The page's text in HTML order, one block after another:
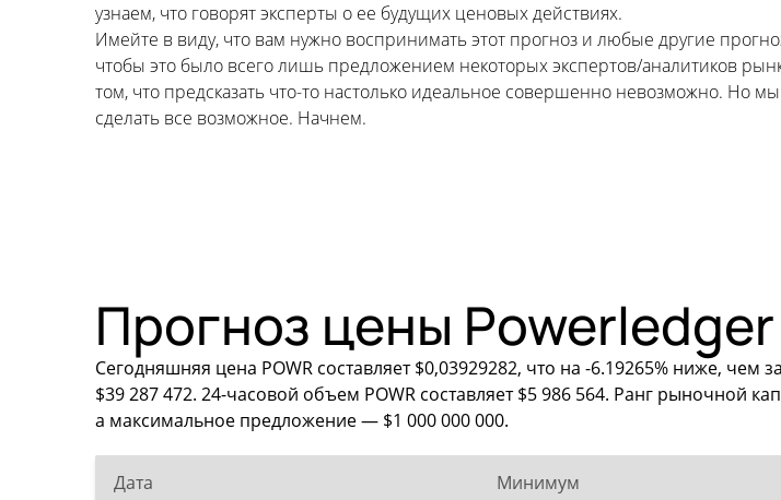
узнаем, что говорят эксперты о ее будущих ценовых действиях.
Имейте в виду, что вам нужно воспринимать этот прогноз и любые другие
чтобы это было всего лишь предложением некоторых экспертов/аналитиков
том, что предсказать что-то настолько идеальное совершенно невозможно. Но
сделать все возможное. Начнем.
Прогноз цены
Сегодняшняя цена POWR составляет $0,03929282, что на -6.19265% ниже, чем
$39 287 472. 24-часовой объем POWR составляет $5 986 564. Ранг
а максимальное предложение — $1 000 000 000.
Дата Минимум